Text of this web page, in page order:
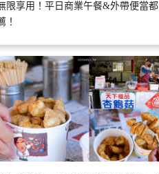
限享用！平日商業午餐&外帶便當都
！